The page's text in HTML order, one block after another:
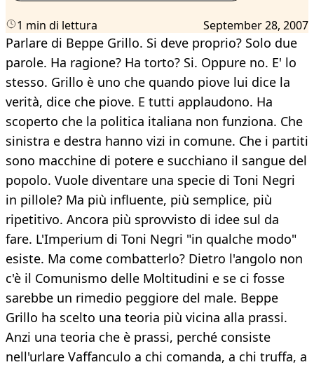
1 min di lettura September 28, 2007
Parlare di Beppe Grillo. Si deve proprio? Solo due
parole. Ha ragione? Ha torto? Si. Oppure no. E' lo
stesso. Grillo è uno che quando piove lui dice la
verità, dice che piove. E tutti applaudono. Ha
scoperto che la politica italiana non funziona. Che
sinistra e destra hanno vizi in comune. Che i partiti
sono macchine di potere e succhiano il sangue del
popolo. Vuole diventare una specie di Toni Negri
in pillole? Ma più influente, più semplice, più
ripetitivo. Ancora più sprovvisto di idee sul da
fare. L'Imperium di Toni Negri "in qualche modo"
esiste. Ma come combatterlo? Dietro l'angolo non
c'è il Comunismo delle Moltitudini e se ci fosse
sarebbe un rimedio peggiore del male. Beppe
Grillo ha scelto una teoria più vicina alla prassi.
Anzi una teoria che è prassi, perché consiste
nell'urlare Vaffanculo a chi comanda, a chi truffa, a